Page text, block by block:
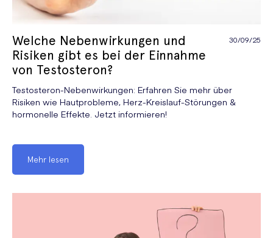
Welche Nebenwirkungen und
Risiken gibt es bei der Einnahme
von Testosteron?
30/09/25
Testosteron-Nebenwirkungen: Erfahren Sie mehr über
Risiken wie Hautprobleme, Herz-Kreislauf-Störungen &
hormonelle Effekte. Jetzt informieren!
Mehr lesen